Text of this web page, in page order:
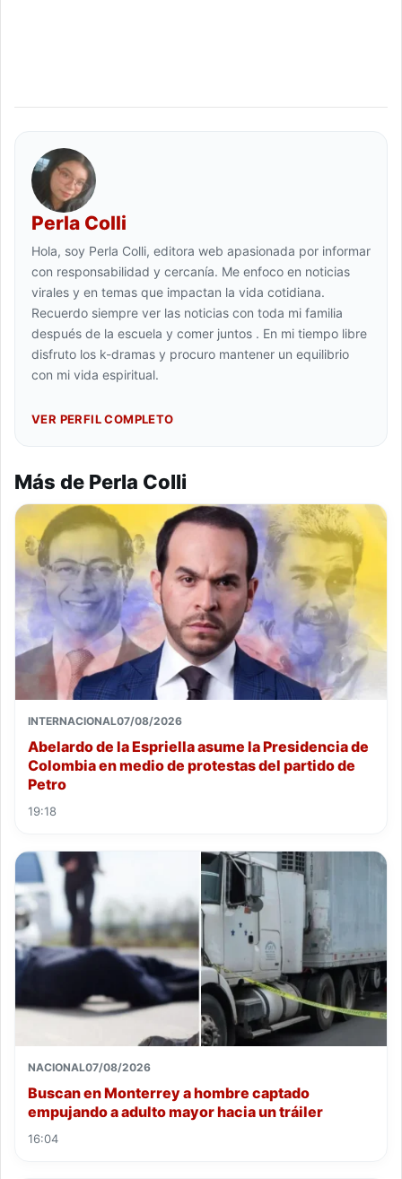
Perla Colli
Hola, soy Perla Colli, editora web apasionada por informar
con responsabilidad y cercanía. Me enfoco en noticias
virales y en temas que impactan la vida cotidiana.
Recuerdo siempre ver las noticias con toda mi familia
después de la escuela y comer juntos . En mi tiempo libre
disfruto los k-dramas y procuro mantener un equilibrio
con mi vida espiritual.
VER PERFIL COMPLETO
Más de Perla Colli
INTERNACIONAL07/08/2026
Abelardo de la Espriella asume la Presidencia de
Colombia en medio de protestas del partido de
Petro
19:18
NACIONAL07/08/2026
Buscan en Monterrey a hombre captado
empujando a adulto mayor hacia un tráiler
16:04